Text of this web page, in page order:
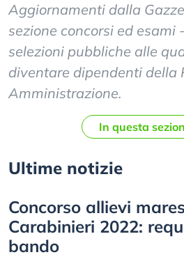
Aggiornamenti dalla
sezione concorsi ed esami
selezioni pubbliche alle
diventare dipendenti della
Amministrazione.
In questa
Ultime notizie
Concorso allievi
Carabinieri 2022:
bando